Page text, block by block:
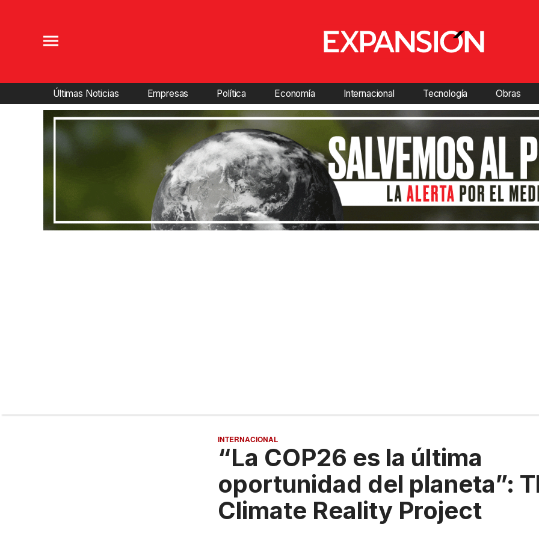
Últimas Noticias Empresas Política Economía Internacional Tecnología Obras
INTERNACIONAL
“La COP26 es la última
oportunidad del planeta”:
Climate Reality Project